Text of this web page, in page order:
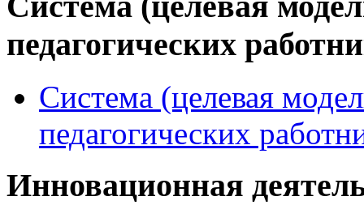
педагогических
Система (целевая
педагогических
Инновационная